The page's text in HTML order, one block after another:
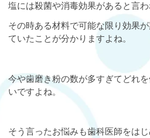
塩には殺菌や消毒効果があると言わ
その時ある材料で可能な限り効果
ていたことが分かりますよね。
今や歯磨き粉の数が多すぎてどれ
いですよね。
そう言ったお悩みも歯科医師をは